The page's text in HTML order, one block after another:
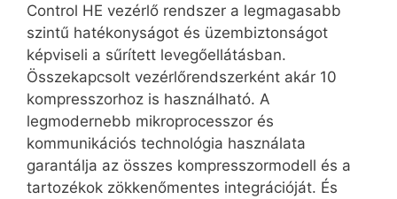
Control HE vezérlő rendszer a legmagasabb
szintű hatékonyságot és üzembiztonságot
képviseli a sűrített levegőellátásban.
Összekapcsolt vezérlőrendszerként akár 10
kompresszorhoz is használható. A
legmodernebb mikroprocesszor és
kommunikációs technológia használata
garantálja az összes kompresszormodell és a
tartozékok zökkenőmentes integrációját. És